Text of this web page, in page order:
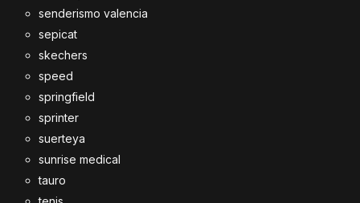
senderismo valencia
sepicat
skechers
speed
springfield
sprinter
suerteya
sunrise medical
tauro